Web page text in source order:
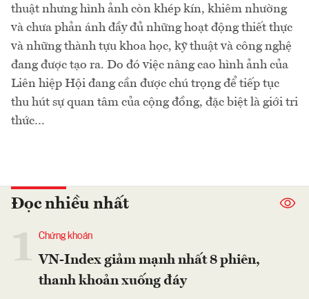
thuật nhưng hình ảnh còn khép kín, khiêm nhường
và chưa phản ánh đầy đủ những hoạt động thiết thực
và những thành tựu khoa học, kỹ thuật và công nghệ
đang được tạo ra. Do đó việc nâng cao hình ảnh của
Liên hiệp Hội đang cần được chú trọng để tiếp tục
thu hút sự quan tâm của cộng đồng, đặc biệt là giới tri
thức…
Đọc nhiều nhất
Chứng khoán
VN-Index giảm mạnh nhất 8 phiên,
thanh khoản xuống đáy